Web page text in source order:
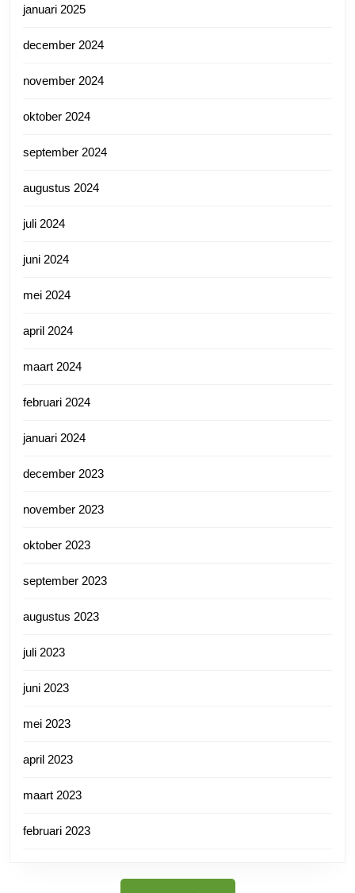
januari 2025
december 2024
november 2024
oktober 2024
september 2024
augustus 2024
juli 2024
juni 2024
mei 2024
april 2024
maart 2024
februari 2024
januari 2024
december 2023
november 2023
oktober 2023
september 2023
augustus 2023
juli 2023
juni 2023
mei 2023
april 2023
maart 2023
februari 2023